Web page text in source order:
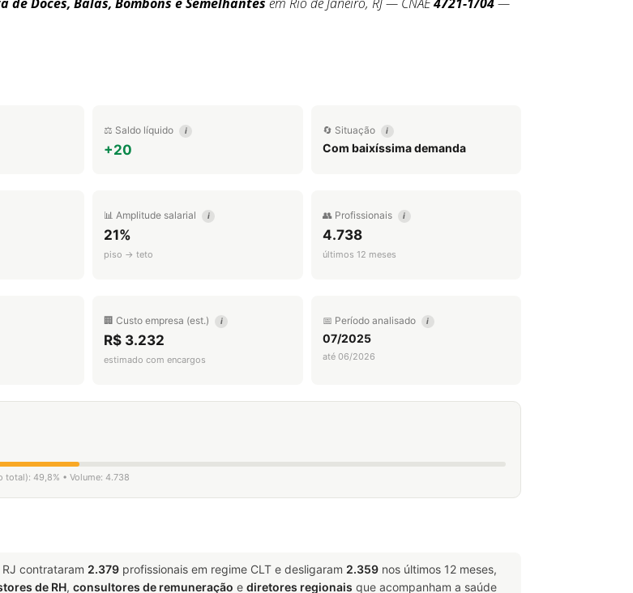
⚖️ Saldo líquido i
+20
🔄 Situação i
Com baixíssima demanda
📊 Amplitude salarial i
21%
piso → teto
👥 Profissionais i
4.738
últimos 12 meses
🏢 Custo empresa (est.) i
R$ 3.232
estimado com encargos
📅 Período analisado i
07/2025
até 06/2026
49,8% • Volume: 4.738
contrataram 2.379 profissionais em regime CLT e desligaram 2.359 nos últimos 12 meses,
de RH, consultores de remuneração e diretores regionais que acompanham a saúde